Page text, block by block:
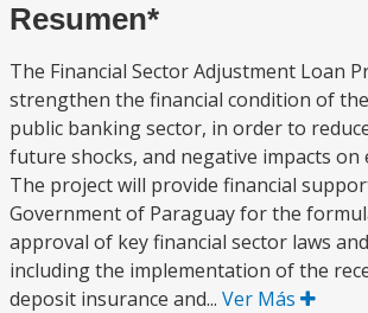
Resumen*
The Financial Sector Adjustment Loan
strengthen the financial condition of
public banking sector, in order to
future shocks, and negative impacts on
The project will provide financial
Government of Paraguay for the
approval of key financial sector laws
including the implementation of the
deposit insurance and... Ver Más